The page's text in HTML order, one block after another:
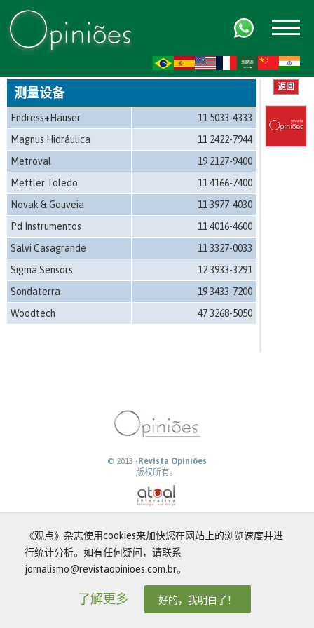
测量设备
Endress+Hauser
11 5033-4333
Magnus Hidráulica
11 2422-7944
Metroval
19 2127-9400
Mettler Toledo
11 4166-7400
Novak & Gouveia
11 3977-4030
Pd Instrumentos
11 4016-4600
Salvi Casagrande
11 3327-0033
Sigma Sensors
12 3933-3291
Sondaterra
19 3433-7200
Woodtech
47 3268-5050
返回
© 2013 -Revista Opiniões
版权所有。
《观点》杂志使用cookies来加快您在网站上的浏览速度并进
行统计分析。如有任何疑问，请联系
jornalismo@revistaopinioes.com.br。
了解更多 好的，我明白了！